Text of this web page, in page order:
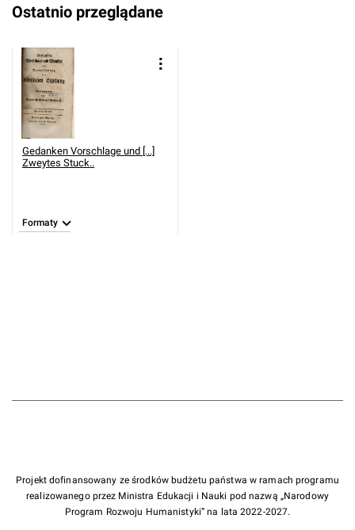
Ostatnio przeglądane
Gedanken Vorschlage und [...]
Zweytes Stuck..
Formaty
Projekt dofinansowany ze środków budżetu państwa w ramach programu
realizowanego przez Ministra Edukacji i Nauki pod nazwą „Narodowy
Program Rozwoju Humanistyki” na lata 2022-2027.